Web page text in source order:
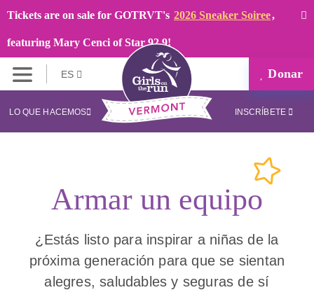
Tickets are on sale for GOTRVT's 2026 Sneaker Soiree,
featuring Mary Cenci of Star 92.9!
ES Donar
LO QUE HACEMOS INSCRÍBETE
Armar un equipo
¿Estás listo para inspirar a niñas de la
próxima generación para que se sientan
alegres, saludables y seguras de sí